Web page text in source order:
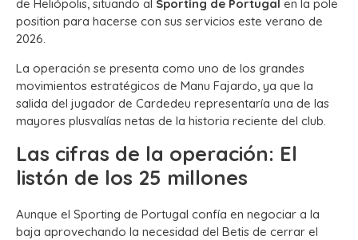
de Heliópolis, situando al Sporting de Portugal en la pole
position para hacerse con sus servicios este verano de
2026.
La operación se presenta como uno de los grandes
movimientos estratégicos de Manu Fajardo, ya que la
salida del jugador de Cardedeu representaría una de las
mayores plusvalías netas de la historia reciente del club.
Las cifras de la operación: El
listón de los 25 millones
Aunque el Sporting de Portugal confía en negociar a la
baja aprovechando la necesidad del Betis de cerrar el